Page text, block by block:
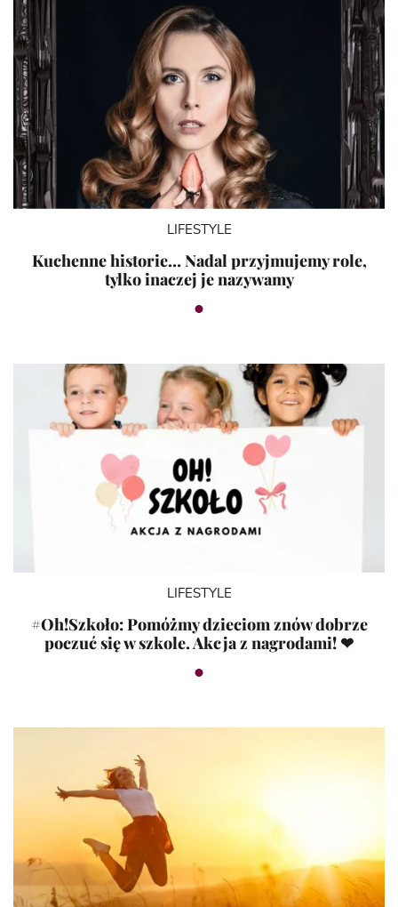
LIFESTYLE
Kuchenne historie… Nadal przyjmujemy role,
tylko inaczej je nazywamy
LIFESTYLE
#Oh!Szkoło: Pomóżmy dzieciom znów dobrze
poczuć się w szkole. Akcja z nagrodami! ❤